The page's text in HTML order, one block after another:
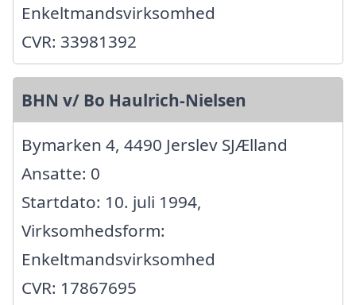
Enkeltmandsvirksomhed
CVR: 33981392
BHN v/ Bo Haulrich-Nielsen
Bymarken 4, 4490 Jerslev SJÆlland
Ansatte: 0
Startdato: 10. juli 1994,
Virksomhedsform:
Enkeltmandsvirksomhed
CVR: 17867695